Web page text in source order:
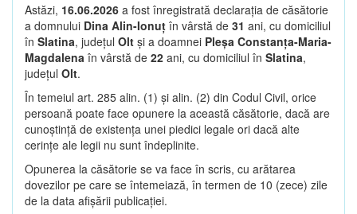
Astăzi, 16.06.2026 a fost înregistrată declarația de căsătorie
a domnului Dina Alin-Ionuț în vârstă de 31 ani, cu domiciliul
în Slatina, județul Olt și a doamnei Pleșa Constanța-Maria-
Magdalena în vârstă de 22 ani, cu domiciliul în Slatina,
județul Olt.
În temeiul art. 285 alin. (1) și alin. (2) din Codul Civil, orice
persoană poate face opunere la această căsătorie, dacă are
cunoștință de existența unei piedici legale ori dacă alte
cerințe ale legii nu sunt îndeplinite.
Opunerea la căsătorie se va face în scris, cu arătarea
dovezilor pe care se întemeiază, în termen de 10 (zece) zile
de la data afișării publicației.